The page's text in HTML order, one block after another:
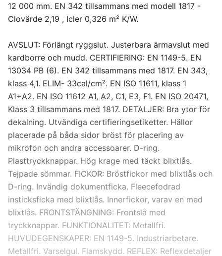
12 000 mm. EN 342 tillsammans med modell 1817 -
Clovärde 2,19 , Icler 0,326 m² K/W.
AVSLUT: Förlängt ryggslut. Justerbara ärmavslut med
kardborre och mudd. CERTIFIERING: EN 1149-5. EN
13034 PB (6). EN 342 tillsammans med 1817. EN 343,
klass 4,1. ELIM- 33cal/cm². EN ISO 11611, klass 1
A1+A2. EN ISO 11612 A1, A2, C1, E3, F1. EN ISO 20471,
Klass 3 tillsammans med 1817. DETALJER: Bra ytor för
dekalning. Utvändiga certifieringsetiketter. Hällor
placerade på båda sidor bröst för placering av
mikrofon och andra accessoarer. D-ring.
Plasttryckknappar. Hög krage med täckt blixtlås.
Tejpade sömmar. FICKOR: Bröstfickor med blixtlås och
D-ring. Invändig dokumentficka. Fleecefodrad
insticksficka med blixtlås. Innerfickor, varav en med
blixtlås. FRONTSTÄNGNING: Frontslå med
tryckknappar. FUNKTIONALITET: Metallfri.
HUVUDEGENSKAPER: EN 1149-5. Industriarbetare.
Metallfri. Varselgul. Flamskydd. REFLEX: Reflexdetaljer